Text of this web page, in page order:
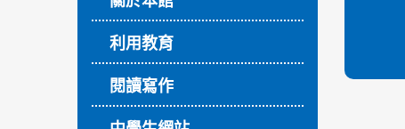
利用教育
閱讀寫作